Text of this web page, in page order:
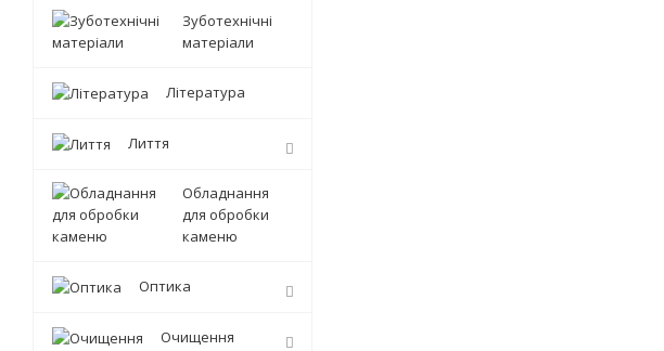
Зуботехнічні
матеріали
Література
Лиття
Обладнання
для обробки
каменю
Оптика
Очищення